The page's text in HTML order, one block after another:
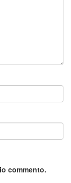
commento.